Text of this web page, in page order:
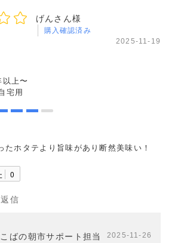
げんさん様
購入確認済み
2025-11-19
以上〜
宅用
たホタテより旨味があり断然美味い！
0
信
ばの朝市サポート担当 2025-11-26